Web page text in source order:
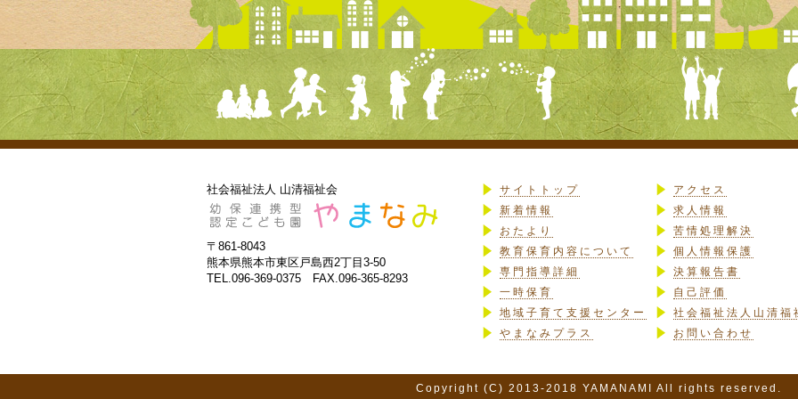
社会福祉法人 山清福祉会
〒861-8043
熊本県熊本市東区戸島西2丁目3-50
TEL.096-369-0375 FAX.096-365-8293
サイトトップ
新着情報
おたより
教育保育内容について
専門指導詳細
一時保育
地域子育て支援センター
やまなみプラス
アクセス
求人情報
苦情処理解決
個人情報保護
決算報告書
自己評価
社会福祉法人山清福
お問い合わせ
Copyright (C) 2013-2018 YAMANAMI All rights reserved.